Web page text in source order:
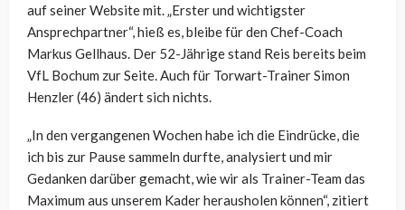
auf seiner Website mit. „Erster und wichtigster
Ansprechpartner“, hieß es, bleibe für den Chef-Coach
Markus Gellhaus. Der 52-Jährige stand Reis bereits beim
VfL Bochum zur Seite. Auch für Torwart-Trainer Simon
Henzler (46) ändert sich nichts.
„In den vergangenen Wochen habe ich die Eindrücke, die
ich bis zur Pause sammeln durfte, analysiert und mir
Gedanken darüber gemacht, wie wir als Trainer-Team das
Maximum aus unserem Kader herausholen können“, zitiert